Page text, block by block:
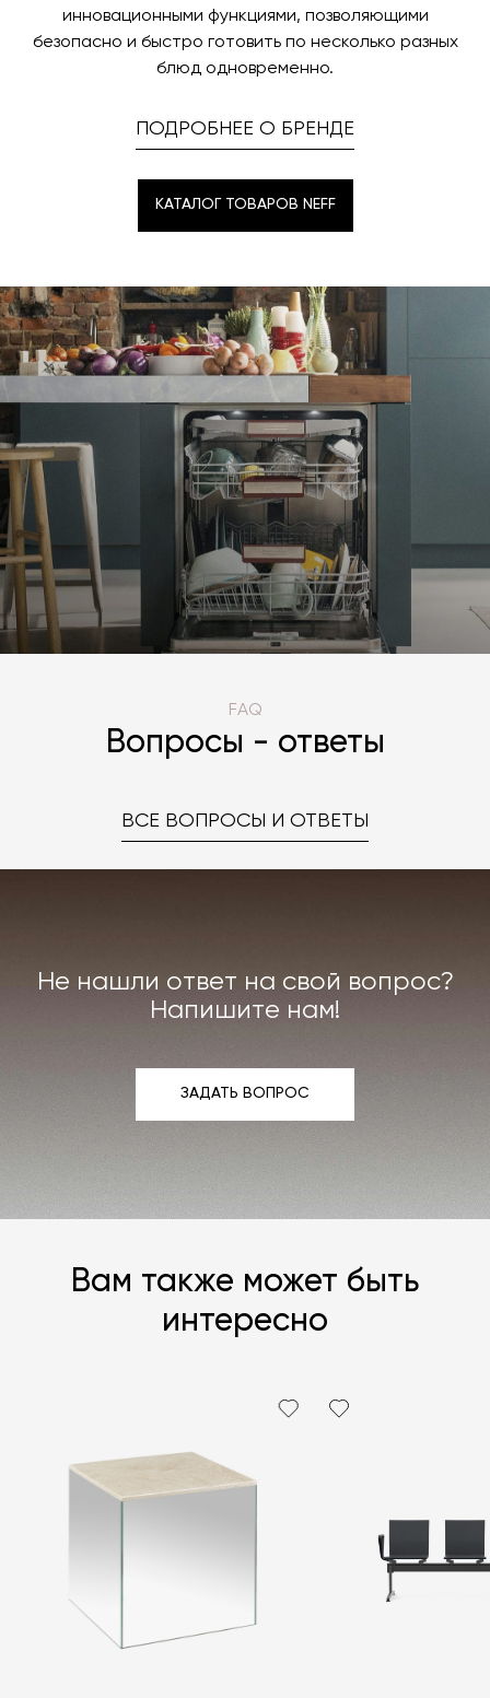
инновационными функциями, позволяющими
безопасно и быстро готовить по несколько разных
блюд одновременно.
ПОДРОБНЕЕ О БРЕНДЕ
КАТАЛОГ ТОВАРОВ NEFF
FAQ
Вопросы - ответы
ВСЕ ВОПРОСЫ И ОТВЕТЫ
Не нашли ответ на свой вопрос?
Напишите нам!
ЗАДАТЬ ВОПРОС
Я согласен с политикой персональных данных
Вам также может быть
интересно